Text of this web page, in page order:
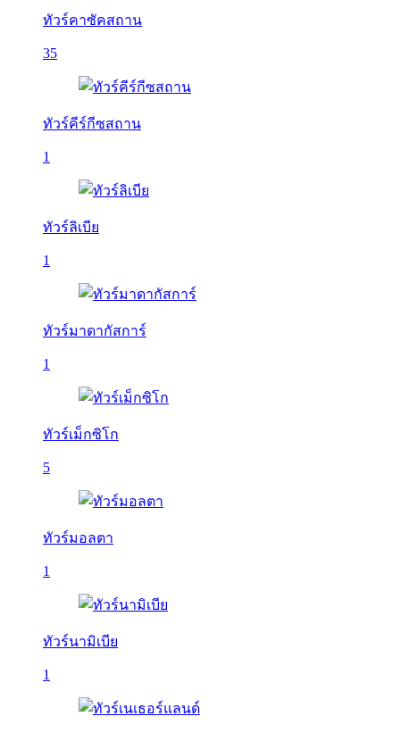
ทัวร์คาซัคสถาน
35
ทัวร์คีร์กีซสถาน
1
ทัวร์ลิเบีย
1
ทัวร์มาดากัสการ์
1
ทัวร์เม็กซิโก
5
ทัวร์มอลตา
1
ทัวร์นามิเบีย
1